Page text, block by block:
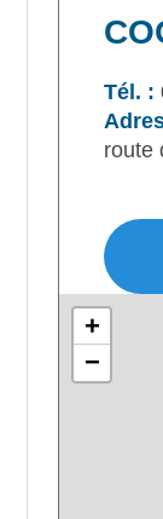
Tél. :
route
+
−